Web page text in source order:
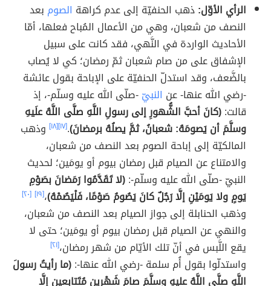
الرأي الأوّل:ذهب الحنفيّة إلى عدم كراهة الصوم بعد
النصف من شعبان، وهي من الأعمال المُباح فعلها، أمّا
الأحاديث الواردة في النَّهي، فقد كانت على سبيل
الإشفاق على من صام شعبان ثمّ رمضان؛ كي لا يُصاب
بالضَّعف، وقد استدلّ الحنفيّة على الإباحة بقول عائشة
-رضي الله عنها- عن النبيّ-صلّى الله عليه وسلّم-، إذ
قالت:(كانَ أحبَّ الشُّهورِ إلى رسولِ اللَّهِ صلَّى اللَّهُ علَيهِ
وسلَّمَ أن يَصومَهُ: شعبانُ، ثمَّ يصلُهُ برمضانَ).[١٧] [١٨] وذهب
المالكيّة إلى إباحة الصوم بعد النصف من شعبان،
والامتناع عن الصيام قبل رمضان بيوم أو يومَين؛ لحديث
النبيّ -صلّى الله عليه وسلّم-:(لا تَقَدَّمُوا رَمَضانَ بصَوْمِ
يَومٍ ولا يَومَيْنِ إلَّا رَجُلٌ كانَ يَصُومُ صَوْمًا، فَلْيَصُمْهُ)،[١٩] [٢٠]
وذهب الحنابلة إلى جواز الصيام بعد النصف من شعبان،
والنهي عن الصيام قبل رمضان بيوم أو يومَين؛ حتى لا
يقع اللَّبس في أنّ تلك الأيّام من شهر رمضان،[٢١]
واستدلّوا بقول أُم سلمة -رضي الله عنها-:(ما رأيتُ رسولَ
اللَّهِ صلَّى اللَّهُ عليهِ وسلَّمَ صامَ شَهْرينِ مُتَتابعينِ إلَّا